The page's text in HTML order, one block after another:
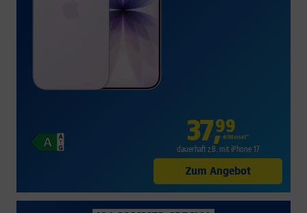
37,99
€/Monat*
dauerhaft z.B. mit iPhone 17
Zum Angebot